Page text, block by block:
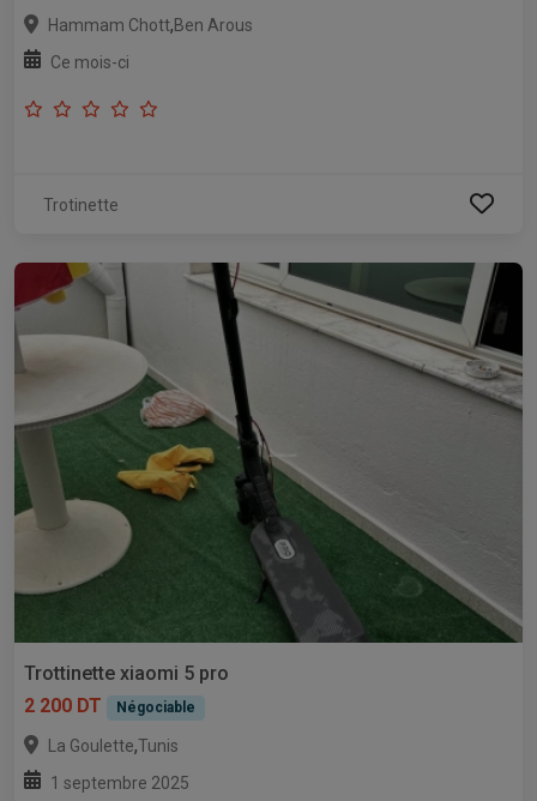
Hammam Chott,Ben Arous
Ce mois-ci
Trotinette
Trottinette xiaomi 5 pro
2 200 DT
Négociable
La Goulette,Tunis
1 septembre 2025